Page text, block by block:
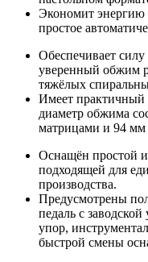
Экономит энергию
простое
Обеспечивает силу
уверенный обжим
тяжёлых
Имеет практичный
диаметр обжима
матрицами и 94 мм
Оснащён простой
подходящей для
производства.
Предусмотрены
педаль с
упор,
быстрой смены